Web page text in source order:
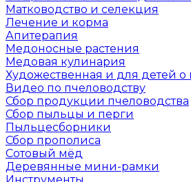
Матководство и селекция
Лечение и корма
Апитерапия
Медоносные растения
Медовая кулинария
Художественная и для детей о
Видео по пчеловодству
Сбор продукции пчеловодства
Сбор пыльцы и перги
Пыльцесборники
Сбор прополиса
Сотовый мёд
Деревянные мини-рамки